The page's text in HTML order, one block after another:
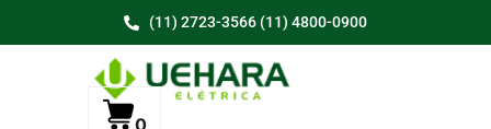
(11) 2723-3566 (11) 4800-0900
0